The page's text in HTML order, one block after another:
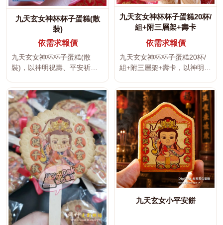
九天玄女神杯杯子蛋糕(散
裝)
依需求報價
九天玄女神杯杯子蛋糕(散
裝)，以神明祝壽、平安祈
為設計主題...
九天玄女神杯杯子蛋糕20杯/
組+附三層架+壽卡
依需求報價
九天玄女神杯杯子蛋糕20杯/
組+附三層架+壽卡，以神明祝
統...
九天玄女小平安餅